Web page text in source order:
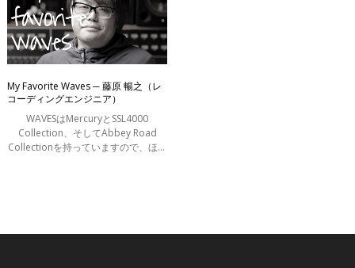
My Favorite Waves ─ 藤原 暢之（レ
コーディングエンジニア）
WAVESはMercuryとSSL4000
Collection、そしてAbbey Road
Collectionを持っていますので、ほぼ